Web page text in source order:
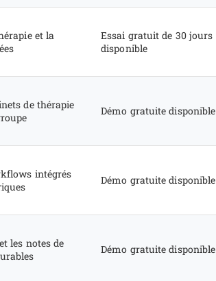
et la
Essai gratuit de 30 jours
disponible
de thérapie
Démo gratuite disponible
intégrés
Démo gratuite disponible
les notes de
Démo gratuite disponible